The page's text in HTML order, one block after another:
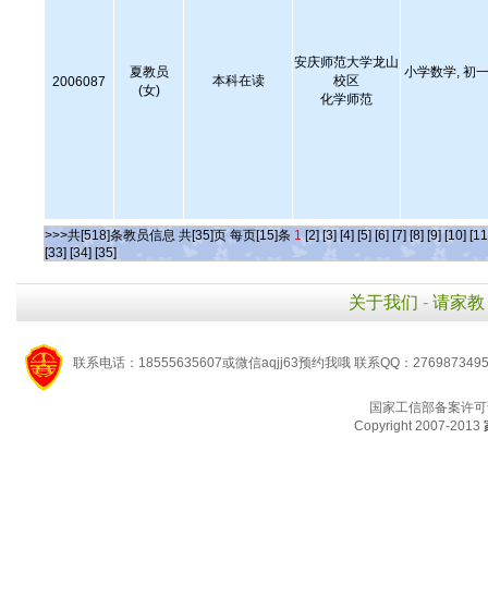
2006087
夏教员
(女)
本科在读
安庆师范大学龙山
校区
化学师范
小学数学, 初
>>>共[518]条教员信息 共[35]页 每页[15]条 1 [2] [3] [4] [5] [6] [7] [8] [9] [10]
[33] [34] [35]
关于我们 - 请家教
联系电话：18555635607或微信aqjj63预约我哦 联系QQ：
国家工信部备案许
Copyright 2007-2013